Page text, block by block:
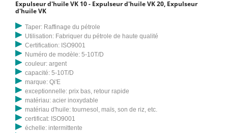
Expulseur d'huile VK 10 - Expulseur d'huile VK 20, Expulseur
d'huile VK
Taper: Raffinage du pétrole
Utilisation: Fabriquer du pétrole de haute qualité
Certification: ISO9001
Numéro de modèle: 5-10T/D
couleur: argent
capacité: 5-10T/D
marque: Qi'E
exceptionnelle: prix bas, retour rapide
matériau: acier inoxydable
matériau d'huile: tournesol, maïs, son de riz, etc.
certificat: ISO9001
échelle: intermittente